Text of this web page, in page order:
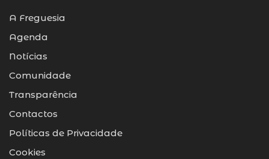
A Freguesia
Agenda
Notícias
Comunidade
Transparência
Contactos
Políticas de Privacidade
Cookies